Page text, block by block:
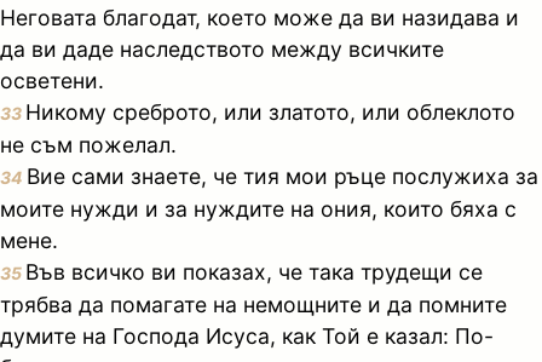
Неговата благодат, което може да ви назидава и
да ви даде наследството между всичките
осветени.
33 Никому среброто, или златото, или облеклото
не съм пожелал.
34 Вие сами знаете, че тия мои ръце послужиха за
моите нужди и за нуждите на ония, които бяха с
мене.
35 Във всичко ви показах, че така трудещи се
трябва да помагате на немощните и да помните
думите на Господа Исуса, как Той е казал: По-